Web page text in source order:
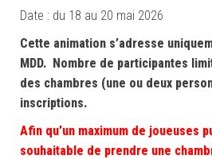
Date : du 18 au 20 mai 2026
Cette animation s’adresse
MDD. Nombre de participantes
des chambres (une ou deux
inscriptions.
Afin qu’un maximum de joueuses
souhaitable de prendre une